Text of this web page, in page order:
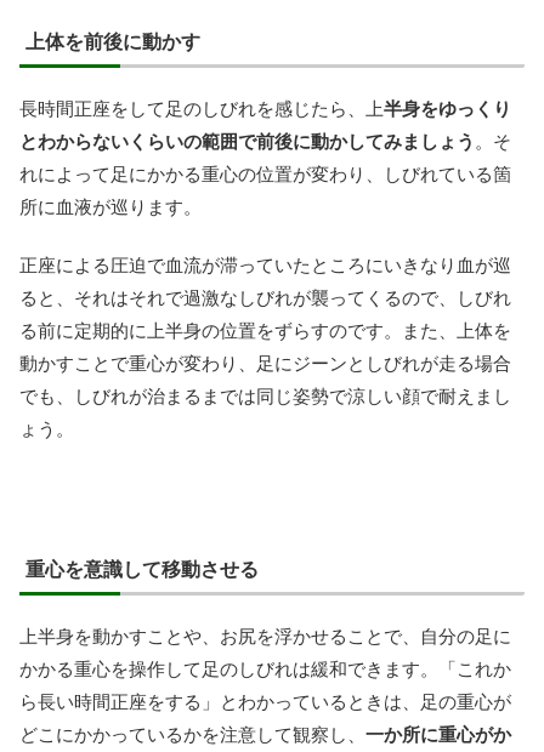
上体を前後に動かす
長時間正座をして足のしびれを感じたら、上半身をゆっくり
とわからないくらいの範囲で前後に動かしてみましょう 。そ
れによって足にかかる重心の位置が変わり、しびれている箇
所に血液が巡ります。
正座による圧迫で血流が滞っていたところにいきなり血が巡
ると、それはそれで過激なしびれが襲ってくるので、しびれ
る前に定期的に上半身の位置をずらすのです。また、上体を
動かすことで重心が変わり、足にジーンとしびれが走る場合
でも、しびれが治まるまでは同じ姿勢で涼しい顔で耐えまし
ょう。
重心を意識して移動させる
上半身を動かすことや、お尻を浮かせることで、自分の足に
かかる重心を操作して足のしびれは緩和できます。「これか
ら長い時間正座をする」とわかっているときは、足の重心が
どこにかかっているかを注意して観察し、 一か所に重心がか